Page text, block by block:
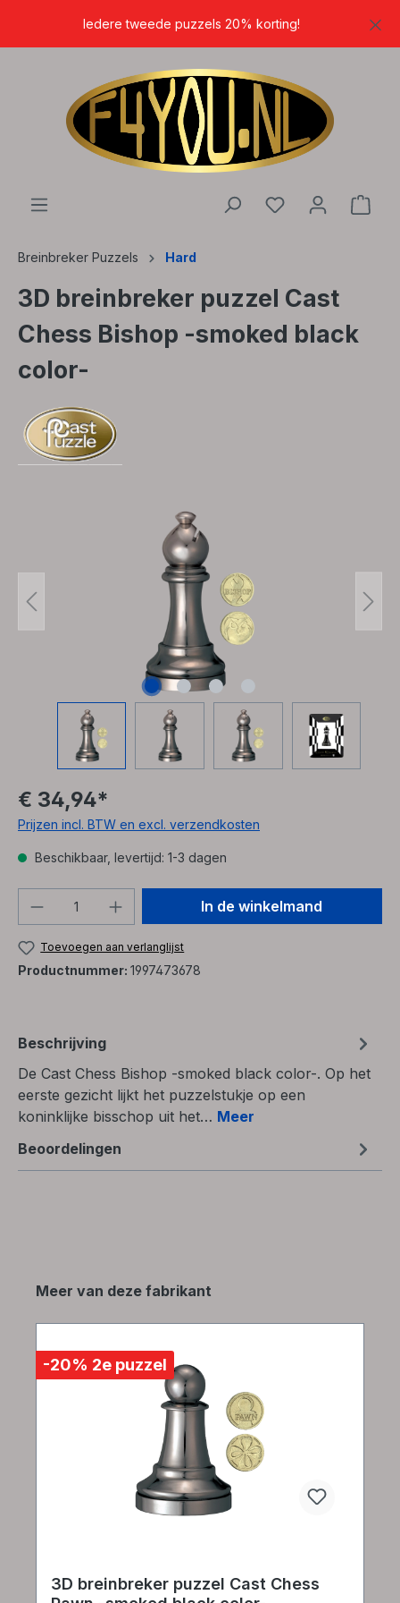
Iedere tweede puzzels 20% korting!
Breinbreker Puzzels Hard
3D breinbreker puzzel Cast
Chess Bishop -smoked black
color-
Afbeeldingengalerij overslaan
€ 34,94*
Prijzen incl. BTW en excl. verzendkosten
Beschikbaar, levertijd: 1-3 dagen
Producthoeveelheid: Voer de
In de winkelmand
Toevoegen aan verlanglijst
Productnummer: 1997473678
Beschrijving
De Cast Chess Bishop -smoked black color-. Op het
eerste gezicht lijkt het puzzelstukje op een
koninklijke bisschop uit het… Meer
Beoordelingen
Productgalerij overslaan
Meer van deze fabrikant
-20% 2e puzzel
3D breinbreker puzzel Cast Chess